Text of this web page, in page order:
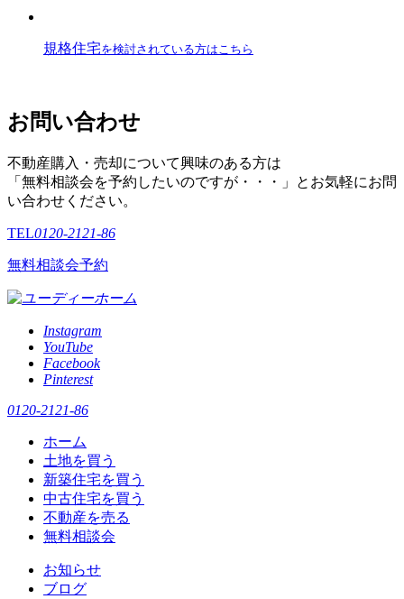
規格住宅を検討されている方はこちら
お問い合わせ
不動産購入・売却について興味のある方は
「無料相談会を予約したいのですが・・・」とお気軽にお問
い合わせください。
TEL0120-2121-86
無料相談会予約
Instagram
YouTube
Facebook
Pinterest
0120-2121-86
ホーム
土地を買う
新築住宅を買う
中古住宅を買う
不動産を売る
無料相談会
お知らせ
ブログ